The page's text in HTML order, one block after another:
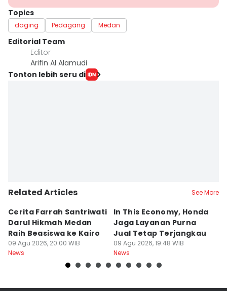
Topics
daging Pedagang Medan
Editorial Team
Editor
Arifin Al Alamudi
Tonton lebih seru di
Related Articles See More
Cerita Farrah Santriwati
Darul Hikmah Medan
Raih Beasiswa ke Kairo
09 Agu 2026, 20:00 WIB
News
In This Economy, Honda
Jaga Layanan Purna
Jual Tetap Terjangkau
09 Agu 2026, 19:48 WIB
News